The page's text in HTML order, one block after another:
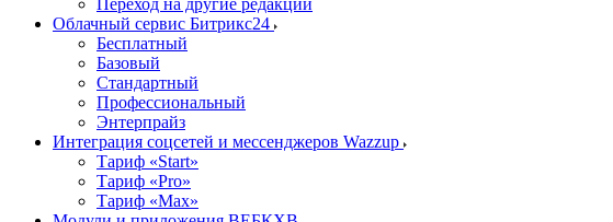
Переход на другие редакции
Облачный сервис Битрикс24
Бесплатный
Базовый
Стандартный
Профессиональный
Энтерпрайз
Интеграция соцсетей и мессенджеров Wazzup
Тариф «Start»
Тариф «Pro»
Тариф «Max»